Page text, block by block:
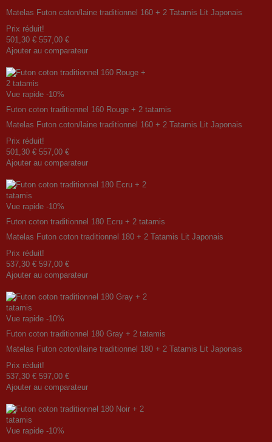
Matelas Futon coton/laine traditionnel 160 + 2 Tatamis Lit Japonais
Prix ​​réduit!
501,30 € 557,00 €
Ajouter au comparateur
Vue rapide -10%
Futon coton traditionnel 160 Rouge + 2 tatamis
Matelas Futon coton/laine traditionnel 160 + 2 Tatamis Lit Japonais
Prix ​​réduit!
501,30 € 557,00 €
Ajouter au comparateur
Vue rapide -10%
Futon coton traditionnel 180 Ecru + 2 tatamis
Matelas Futon coton traditionnel 180 + 2 Tatamis Lit Japonais
Prix ​​réduit!
537,30 € 597,00 €
Ajouter au comparateur
Vue rapide -10%
Futon coton traditionnel 180 Gray + 2 tatamis
Matelas Futon coton/laine traditionnel 180 + 2 Tatamis Lit Japonais
Prix ​​réduit!
537,30 € 597,00 €
Ajouter au comparateur
Vue rapide -10%